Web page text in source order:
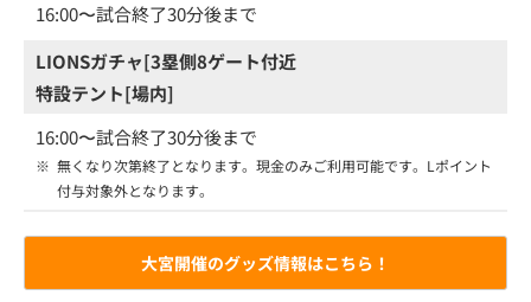
16:00〜試合終了30分後まで
LIONSガチャ[3塁側8ゲート付近
特設テント[場内]
16:00〜試合終了30分後まで
※ 無くなり次第終了となります。現金のみご利用可能です。Lポイント
付与対象外となります。
大宮開催のグッズ情報はこちら！